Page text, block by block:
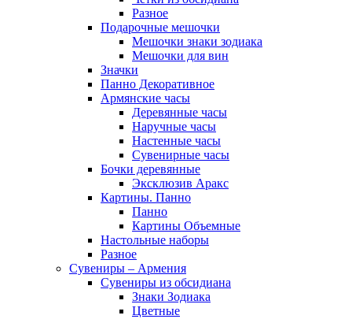
Разное
Подарочные мешочки
Мешочки знаки зодиака
Мешочки для вин
Значки
Панно Декоративное
Армянские часы
Деревянные часы
Наручные часы
Настенные часы
Сувенирные часы
Бочки деревянные
Эксклюзив Аракс
Картины. Панно
Панно
Картины Объемные
Настольные наборы
Разное
Сувениры – Армения
Сувениры из обсидиана
Знаки Зодиака
Цветные